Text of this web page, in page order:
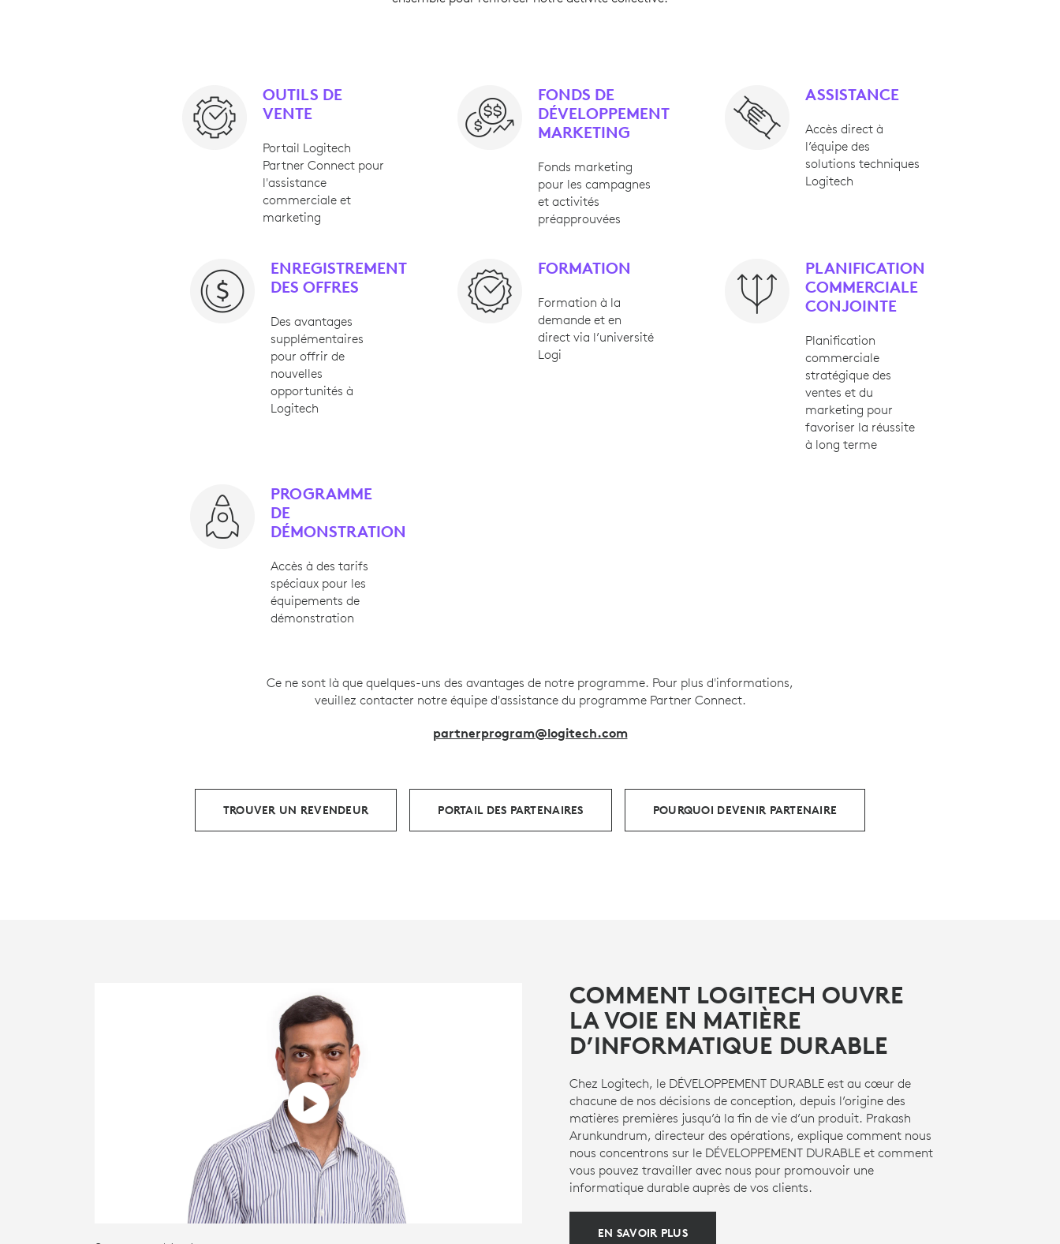
OUTILS DE
VENTE
Portail Logitech
Partner Connect pour
l'assistance
commerciale et
marketing
FONDS DE
DÉVELOPPEMENT
MARKETING
Fonds marketing
pour les campagnes
et activités
préapprouvées
ASSISTANCE
Accès direct à
l’équipe des
solutions techniques
Logitech
ENREGISTREMENT
DES OFFRES
Des avantages
supplémentaires
pour offrir de
nouvelles
opportunités à
Logitech
FORMATION
Formation à la
demande et en
direct via l’université
Logi
PLANIFICATION
COMMERCIALE
CONJOINTE
Planification
commerciale
stratégique des
ventes et du
marketing pour
favoriser la réussite
à long terme
PROGRAMME
DE
DÉMONSTRATION
Accès à des tarifs
spéciaux pour les
équipements de
démonstration
Ce ne sont là que quelques-uns des avantages de notre programme. Pour plus d'informations,
veuillez contacter notre équipe d'assistance du programme Partner Connect.
partnerprogram@logitech.com
TROUVER UN REVENDEUR PORTAIL DES PARTENAIRES POURQUOI DEVENIR PARTENAIRE
COMMENT LOGITECH OUVRE
LA VOIE EN MATIÈRE
D’INFORMATIQUE DURABLE
Chez Logitech, le DÉVELOPPEMENT DURABLE est au cœur de
chacune de nos décisions de conception, depuis l’origine des
matières premières jusqu’à la fin de vie d’un produit. Prakash
Arunkundrum, directeur des opérations, explique comment nous
nous concentrons sur le DÉVELOPPEMENT DURABLE et comment
vous pouvez travailler avec nous pour promouvoir une
informatique durable auprès de vos clients.
EN SAVOIR PLUS